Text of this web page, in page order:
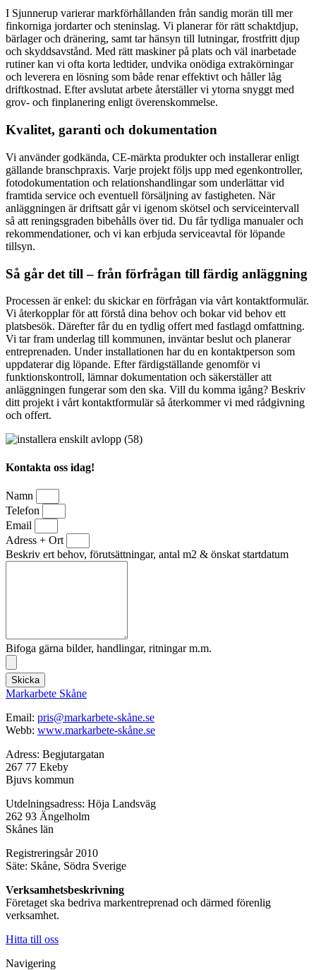
I Sjunnerup varierar markförhållanden från sandig morän till mer
finkorniga jordarter och steninslag. Vi planerar för rätt schaktdjup,
bärlager och dränering, samt tar hänsyn till lutningar, frostfritt djup
och skyddsavstånd. Med rätt maskiner på plats och väl inarbetade
rutiner kan vi ofta korta ledtider, undvika onödiga extrakörningar
och leverera en lösning som både renar effektivt och håller låg
driftkostnad. Efter avslutat arbete återställer vi ytorna snyggt med
grov- och finplanering enligt överenskommelse.
Kvalitet, garanti och dokumentation
Vi använder godkända, CE-märkta produkter och installerar enligt
gällande branschpraxis. Varje projekt följs upp med egenkontroller,
fotodokumentation och relationshandlingar som underlättar vid
framtida service och eventuell försäljning av fastigheten. När
anläggningen är driftsatt går vi igenom skötsel och serviceintervall
så att reningsgraden bibehålls över tid. Du får tydliga manualer och
rekommendationer, och vi kan erbjuda serviceavtal för löpande
tillsyn.
Så går det till – från förfrågan till färdig anläggning
Processen är enkel: du skickar en förfrågan via vårt kontaktformulär.
Vi återkopplar för att förstå dina behov och bokar vid behov ett
platsbesök. Därefter får du en tydlig offert med fastlagd omfattning.
Vi tar fram underlag till kommunen, inväntar beslut och planerar
entreprenaden. Under installationen har du en kontaktperson som
uppdaterar dig löpande. Efter färdigställande genomför vi
funktionskontroll, lämnar dokumentation och säkerställer att
anläggningen fungerar som den ska. Vill du komma igång? Beskriv
ditt projekt i vårt kontaktformulär så återkommer vi med rådgivning
och offert.
Kontakta oss idag!
Namn
Telefon
Email
Adress + Ort
Beskriv ert behov, förutsättningar, antal m2 & önskat startdatum
Bifoga gärna bilder, handlingar, ritningar m.m.
Skicka
Markarbete Skåne
Email: pris@markarbete-skåne.se
Webb: www.markarbete-skåne.se
Adress: Begjutargatan
267 77 Ekeby
Bjuvs kommun
Utdelningsadress: Höja Landsväg
262 93 Ängelholm
Skånes län
Registreringsår 2010
Säte: Skåne, Södra Sverige
Verksamhetsbeskrivning
Företaget ska bedriva markentreprenad och därmed förenlig
verksamhet.
Hitta till oss
Navigering